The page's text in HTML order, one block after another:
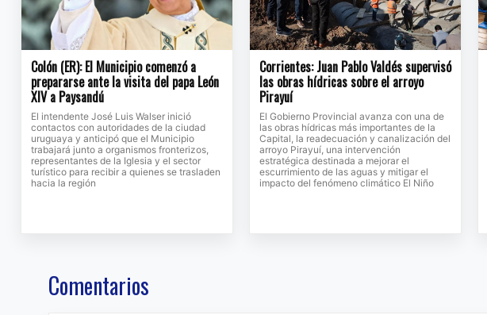
Colón (ER): El Municipio comenzó a
prepararse ante la visita del papa León
XIV a Paysandú
El intendente José Luis Walser inició
contactos con autoridades de la ciudad
uruguaya y anticipó que el Municipio
trabajará junto a organismos fronterizos,
representantes de la Iglesia y el sector
turístico para recibir a quienes se trasladen
hacia la región
Corrientes: Juan Pablo Valdés supervisó
las obras hídricas sobre el arroyo
Pirayuí
El Gobierno Provincial avanza con una de
las obras hídricas más importantes de la
Capital, la readecuación y canalización del
arroyo Pirayuí, una intervención
estratégica destinada a mejorar el
escurrimiento de las aguas y mitigar el
impacto del fenómeno climático El Niño
Comentarios